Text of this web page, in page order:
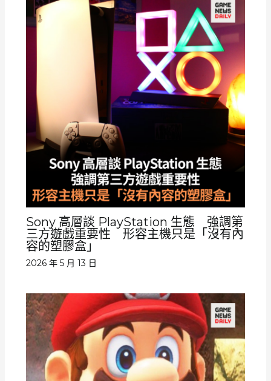
Sony 高層談 PlayStation 生態 強調第
三方遊戲重要性 形容主機只是「沒有內
容的塑膠盒」
2026 年 5 月 13 日